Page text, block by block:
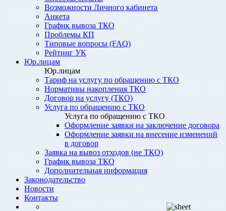
Возможности Личного кабинета
Анкета
График вывоза ТКО
Проблемы КП
Типовые вопросы (FAQ)
Рейтинг УК
Юр.лицам
Юр.лицам
Тариф на услугу по обращению с ТКО
Нормативы накопления ТКО
Договор на услугу (ТКО)
Услуга по обращению с ТКО
Услуга по обращению с ТКО
Оформление заявки на заключение договора
Оформление заявки на внесение изменений
в договор
Заявка на вывоз отходов (не ТКО)
График вывоза ТКО
Дополнительная информация
Законодательство
Новости
Контакты